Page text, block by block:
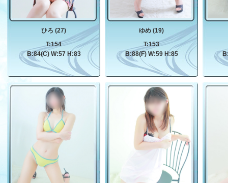
ひろ (27)
T:154
B:84(C) W:57 H:83
ゆめ (19)
T:153
B:88(F) W:59 H:85